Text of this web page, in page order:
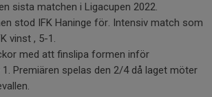
sista matchen i Ligacupen 2022.
stod IFK Haninge för. Intensiv match som
vinst , 5-1.
med att finslipa formen inför
1. Premiären spelas den 2/4 då laget möter